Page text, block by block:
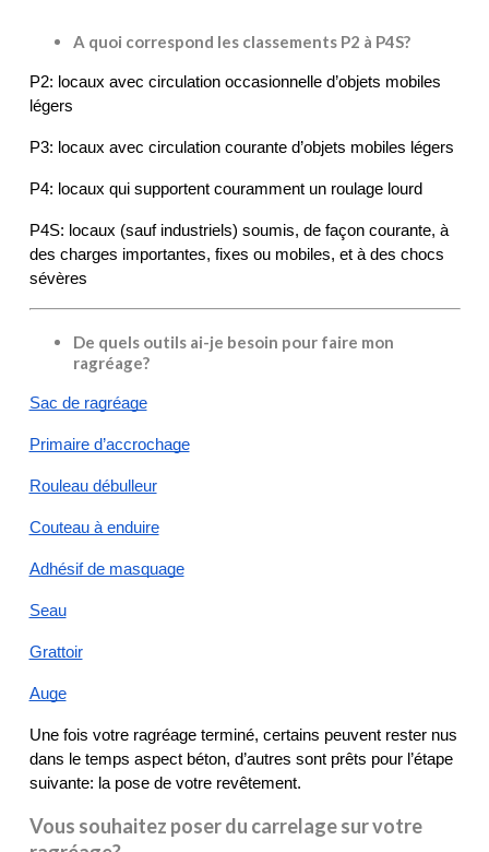
A quoi correspond les classements P2 à P4S?
P2: locaux avec circulation occasionnelle d’objets mobiles
légers
P3: locaux avec circulation courante d’objets mobiles légers
P4: locaux qui supportent couramment un roulage lourd
P4S: locaux (sauf industriels) soumis, de façon courante, à
des charges importantes, fixes ou mobiles, et à des chocs
sévères
De quels outils ai-je besoin pour faire mon
ragréage?
Sac de ragréage
Primaire d’accrochage
Rouleau débulleur
Couteau à enduire
Adhésif de masquage
Seau
Grattoir
Auge
Une fois votre ragréage terminé, certains peuvent rester nus
dans le temps aspect béton, d’autres sont prêts pour l’étape
suivante: la pose de votre revêtement.
Vous souhaitez poser du carrelage sur votre